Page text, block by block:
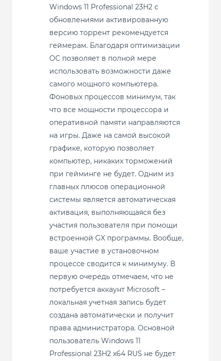
Windows 11 Professional 23H2 с
обновлениями активированную
версию торрент рекомендуется
геймерам. Благодаря оптимизации
ОС позволяет в полной мере
использовать возможности даже
самого мощного компьютера.
Фоновых процессов минимум, так
что все мощности процессора и
оперативной памяти направляются
на игры. Даже на самой высокой
графике, которую позволяет
компьютер, никаких торможений
при гейминге не будет. Одним из
главных плюсов операционной
системы является автоматическая
активация, выполняющаяся без
участия пользователя при помощи
встроенной GX программы. Вообще,
ваше участие в установочном
процессе сводится к минимуму. В
первую очередь отмечаем, что не
потребуется аккаунт Microsoft –
локальная учетная запись будет
создана автоматически и получит
права администратора. Основной
пользователь Windows 11
Professional 23H2 x64 RUS не будет